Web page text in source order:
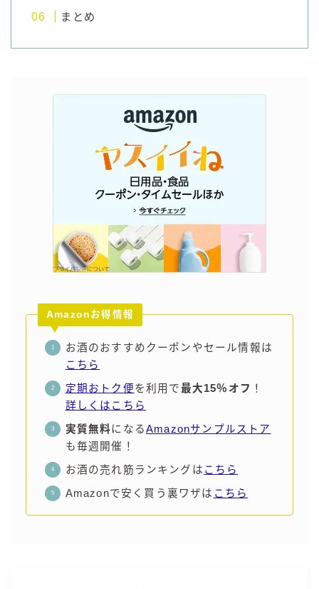
まとめ
Amazonお得情報
お酒のおすすめクーポンやセール情報は
こちら
定期おトク便を利用で最大15％オフ ！
詳しくはこちら
実質無料になるAmazonサンプルストア
も毎週開催！
お酒の売れ筋ランキングは こちら
Amazonで安く買う裏ワザは こちら